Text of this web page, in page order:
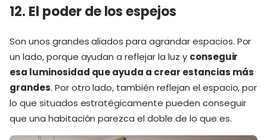
12. El poder de los espejos
Son unos grandes aliados para agrandar espacios. Por
un lado, porque ayudan a reflejar la luz y conseguir
esa luminosidad que ayuda a crear estancias más
grandes. Por otro lado, también reflejan el espacio, por
lo que situados estratégicamente pueden conseguir
que una habitación parezca el doble de lo que es.